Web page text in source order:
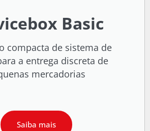
Basic
compacta de sistema de
a entrega discreta de
mercadorias
Saiba mais